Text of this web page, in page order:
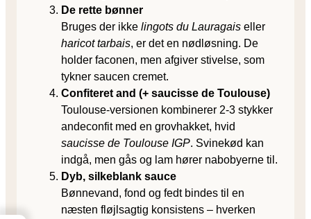
De rette bønner
Bruges der ikke lingots du Lauragais eller
haricot tarbais, er det en nødløsning. De
holder faconen, men afgiver stivelse, som
tykner saucen cremet.
Confiteret and (+ saucisse de Toulouse)
Toulouse-versionen kombinerer 2-3 stykker
andeconfit med en grovhakket, hvid
saucisse de Toulouse IGP. Svinekød kan
indgå, men gås og lam hører nabobyerne til.
Dyb, silkeblank sauce
Bønnevand, fond og fedt bindes til en
næsten fløjlsagtig konsistens – hverken